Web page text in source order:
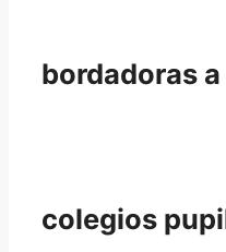
bordadoras
colegios